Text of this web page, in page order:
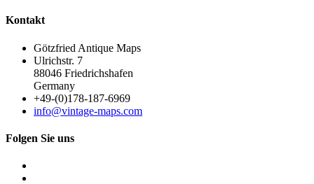
Kontakt
Götzfried Antique Maps
Ulrichstr. 7
88046 Friedrichshafen
Germany
+49-(0)178-187-6969
info@vintage-maps.com
Folgen Sie uns